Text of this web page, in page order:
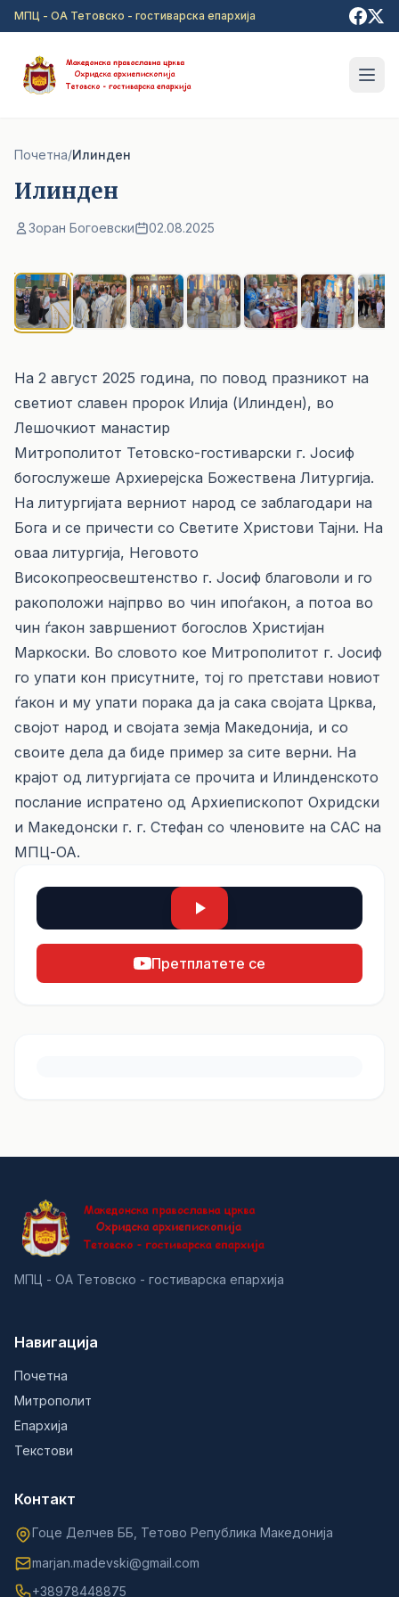
Прејди на главна содржина
МПЦ - ОА Тетовско - гостиварска епархија
Почетна/Илинден
Илинден
Зоран Богоевски 02.08.2025
На 2 август 2025 година, по повод празникот на
светиот славен пророк Илија (Илинден), во
Лешочкиот манастир
Митрополитот Тетовско-гостиварски г. Јосиф
богослужеше Архиерејска Божествена Литургија.
На литургијата верниот народ се заблагодари на
Бога и се причести со Светите Христови Тајни. На
оваа литургија, Неговото
Високопреосвештенство г. Јосиф благоволи и го
ракоположи најпрво во чин ипоѓакон, а потоа во
чин ѓакон завршениот богослов Христијан
Маркоски. Во словото кое Митрополитот г. Јосиф
го упати кон присутните, тој го претстави новиот
ѓакон и му упати порака да ја сака својата Црква,
својот народ и својата земја Македонија, и со
своите дела да биде пример за сите верни. На
крајот од литургијата се прочита и Илинденското
послание испратено од Архиепископот Охридски
и Македонски г. г. Стефан со членовите на САС на
МПЦ-ОА.
Претплатете се
МПЦ - ОА Тетовско - гостиварска епархија
Навигација
Почетна
Митрополит
Епархија
Текстови
Контакт
Гоце Делчев ББ, Тетово Република Македонија
marjan.madevski@gmail.com
+38978448875